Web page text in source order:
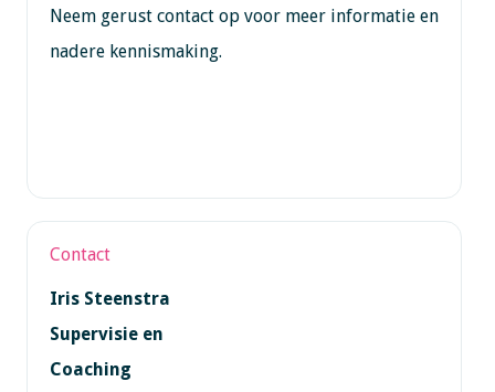
Neem gerust contact op voor meer informatie en
nadere kennismaking.
Contact
Iris Steenstra
Supervisie en
Coaching